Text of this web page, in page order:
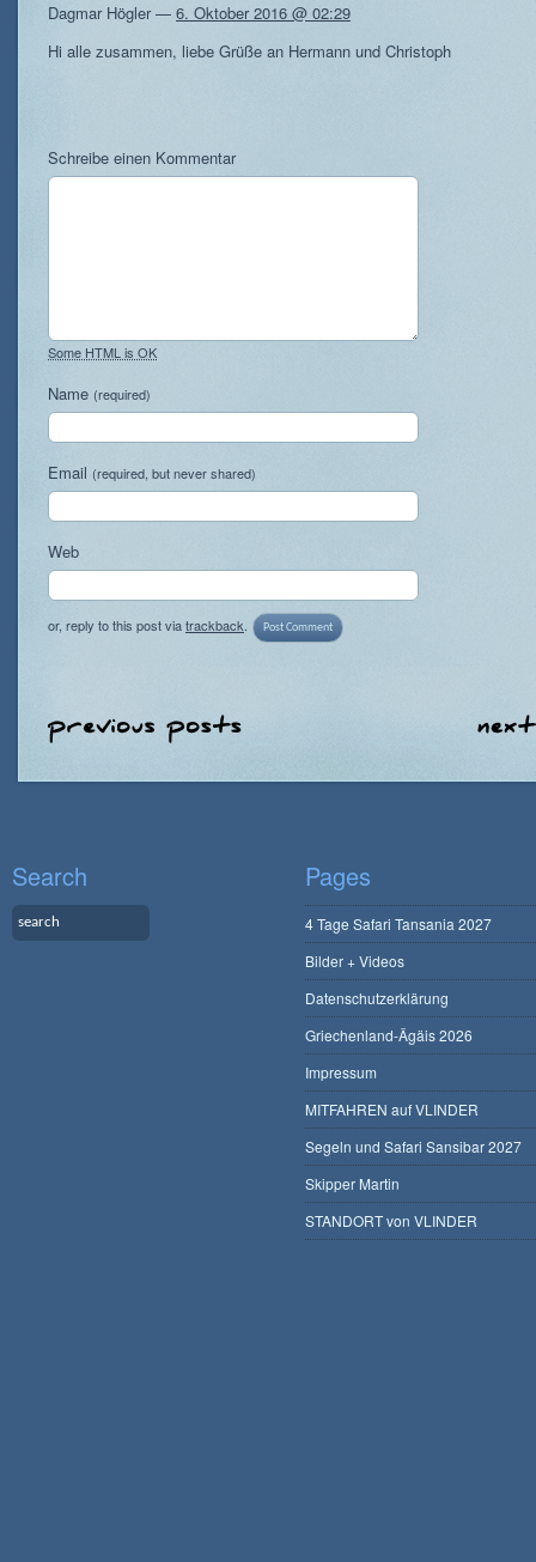
Dagmar Högler— 6. Oktober 2016 @ 02:29
Hi alle zusammen, liebe Grüße an Hermann und Christoph
Schreibe einen Kommentar
Some HTML is OK
Name (required)
Email (required, but never shared)
Web
or, reply to this post viatrackback
Search Pages
4 Tage Safari Tansania 2027
Bilder + Videos
Datenschutzerklärung
Griechenland-Ägäis 2026
Impressum
MITFAHREN auf VLINDER
Segeln und Safari Sansibar 2027
Skipper Martin
STANDORT von VLINDER